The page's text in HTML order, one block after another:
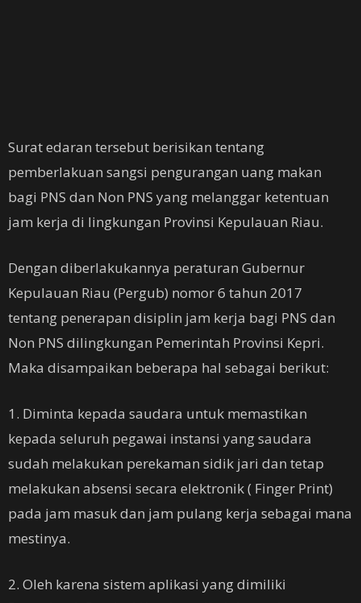
Surat edaran tersebut berisikan tentang
pemberlakuan sangsi pengurangan uang makan
bagi PNS dan Non PNS yang melanggar ketentuan
jam kerja di lingkungan Provinsi Kepulauan Riau.
Dengan diberlakukannya peraturan Gubernur
Kepulauan Riau (Pergub) nomor 6 tahun 2017
tentang penerapan disiplin jam kerja bagi PNS dan
Non PNS dilingkungan Pemerintah Provinsi Kepri.
Maka disampaikan beberapa hal sebagai berikut:
1. Diminta kepada saudara untuk memastikan
kepada seluruh pegawai instansi yang saudara
sudah melakukan perekaman sidik jari dan tetap
melakukan absensi secara elektronik ( Finger Print)
pada jam masuk dan jam pulang kerja sebagai mana
mestinya.
2. Oleh karena sistem aplikasi yang dimiliki